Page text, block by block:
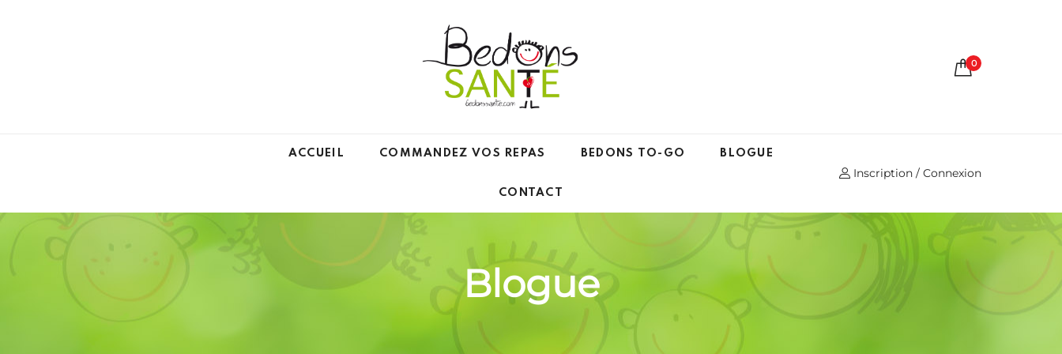
0
ACCUEIL COMMANDEZ VOS REPAS BEDONS TO-GO BLOGUE
CONTACT
Inscription / Connexion
Blogue